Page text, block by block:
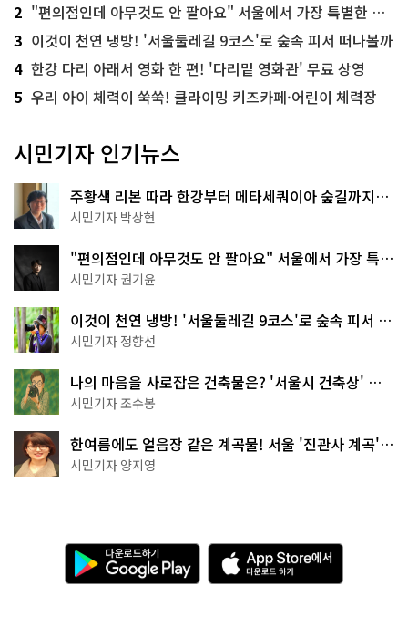
2 "편의점인데 아무것도 안 팔아요" 서울에서 가장 특별한 편의점의 정체
3 이것이 천연 냉방! '서울둘레길 9코스'로 숲속 피서 떠나볼까
4 한강 다리 아래서 영화 한 편! '다리밑 영화관' 무료 상영
5 우리 아이 체력이 쑥쑥! 클라이밍 키즈카페·어린이 체력장
시민기자 인기뉴스
주황색 리본 따라 한강부터 메타세쿼이아 숲길까지…
서울둘레길 15코스
시민기자 박상현
"편의점인데 아무것도 안 팔아요" 서울에서 가장 특별
한 편의점의 정체
시민기자 권기윤
이것이 천연 냉방! '서울둘레길 9코스'로 숲속 피서 떠
나볼까
시민기자 정향선
나의 마음을 사로잡은 건축물은? '서울시 건축상' 수
상작 공개!
시민기자 조수봉
한여름에도 얼음장 같은 계곡물! 서울 '진관사 계곡'이
천국이네~
시민기자 양지영
다
운
로
A
p
p